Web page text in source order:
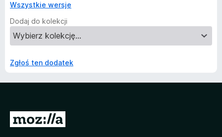
Wszystkie wersje
Dodaj do kolekcji
Zgłoś ten dodatek
S